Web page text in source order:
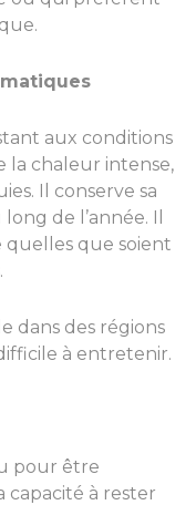
aux conditions
la chaleur intense,
Il conserve sa
de l’année. Il
quelles que soient
dans des régions
à entretenir.
pour être
capacité à rester